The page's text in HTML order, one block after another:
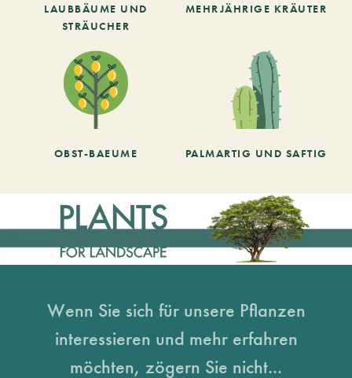
LAUBBÄUME UND
STRÄUCHER
MEHRJÄHRIGE KRÄUTER
OBST-BAEUME PALMARTIG UND SAFTIG
Wenn Sie sich für unsere Pflanzen
interessieren und mehr erfahren
möchten, zögern Sie nicht...